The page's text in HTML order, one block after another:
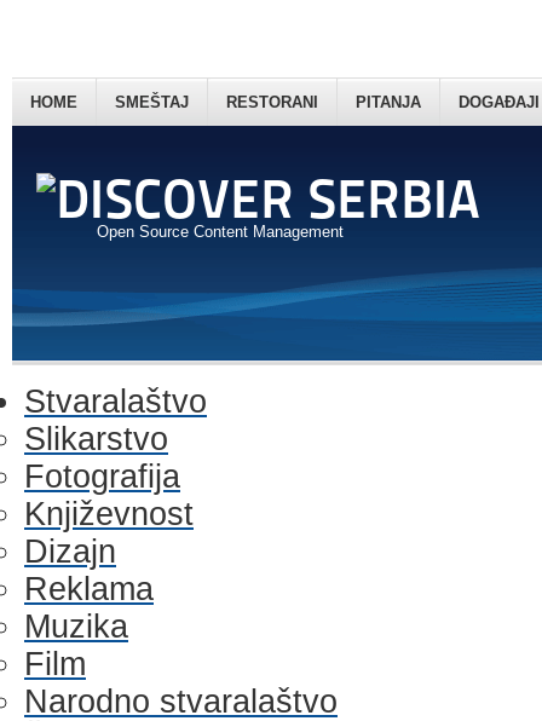
Open Source Content Management
HOME SMEŠTAJ RESTORANI PITANJA DOGAĐAJI
Stvaralaštvo
Slikarstvo
Fotografija
Književnost
Dizajn
Reklama
Muzika
Film
Narodno stvaralaštvo